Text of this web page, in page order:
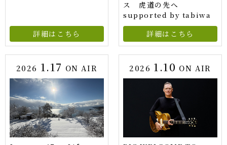
詳細はこちら
ス 虎道の先へ
supported by tabiwa
詳細はこちら
2026 1.17 ON AIR 2026 1.10 ON AIR